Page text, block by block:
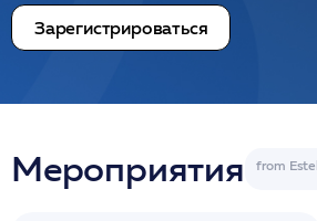
Зарегистрироваться
Мероприятия